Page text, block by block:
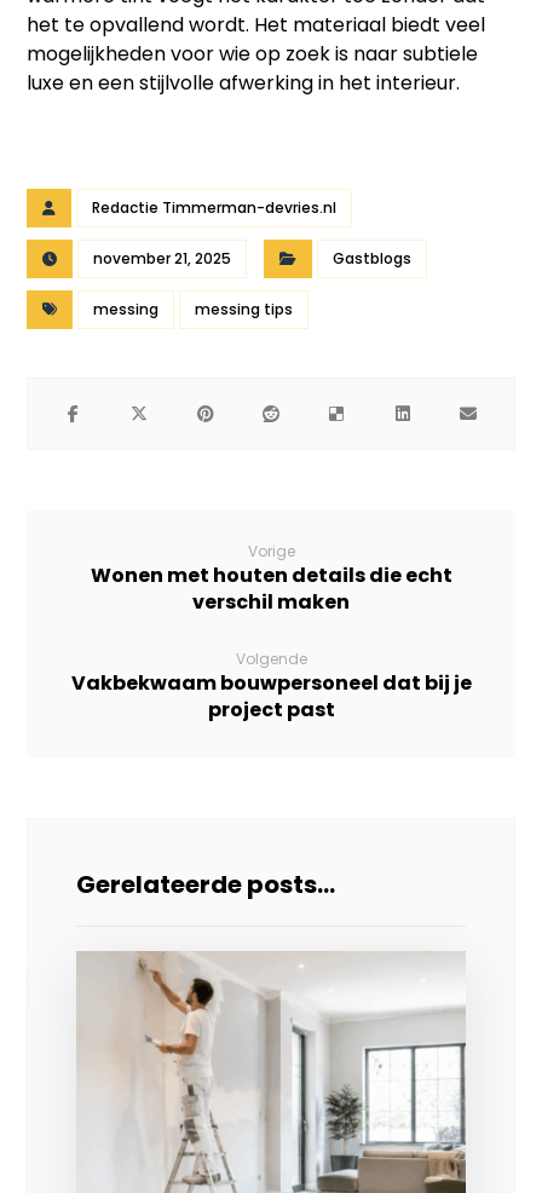
het te opvallend wordt. Het materiaal biedt veel
mogelijkheden voor wie op zoek is naar subtiele
luxe en een stijlvolle afwerking in het interieur.
Redactie Timmerman-devries.nl
november 21, 2025 Gastblogs
messing messing tips
Vorige
Wonen met houten details die echt
verschil maken
Volgende
Vakbekwaam bouwpersoneel dat bij je
project past
Gerelateerde posts...